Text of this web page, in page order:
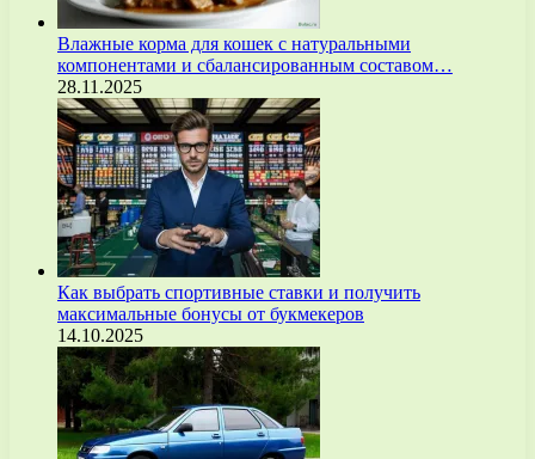
Влажные корма для кошек с натуральными
компонентами и сбалансированным составом…
28.11.2025
Как выбрать спортивные ставки и получить
максимальные бонусы от букмекеров
14.10.2025